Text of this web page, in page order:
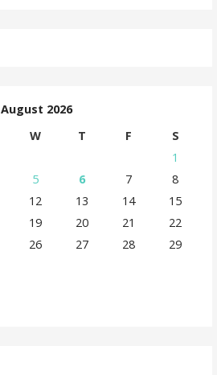
August 2026
W T F
S
1
5 6 7
8
12 13 14
15
19 20 21
22
26 27 28
29